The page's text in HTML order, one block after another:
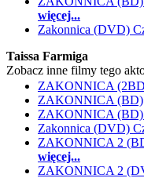
więcej...
Zakonnica (DVD)
Taissa Farmiga
Zobacz inne filmy tego
ZAKONNICA
ZAKONNICA (BD)
ZAKONNICA
Zakonnica (DVD)
ZAKONNICA 2
więcej...
ZAKONNICA 2